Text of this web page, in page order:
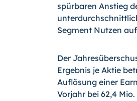
spürbaren Anstieg
Segment Nutzen
Der
Ergebnis je Aktie
Auflösung einer
Vorjahr bei 62,4